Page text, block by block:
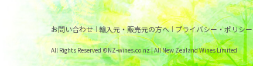
お問い合わせ 輸入元・販売元の方へ プライバシー・ポリシー
All Rights Reserved ©NZ-wines.co.nz | All New Zealand Wines Limited